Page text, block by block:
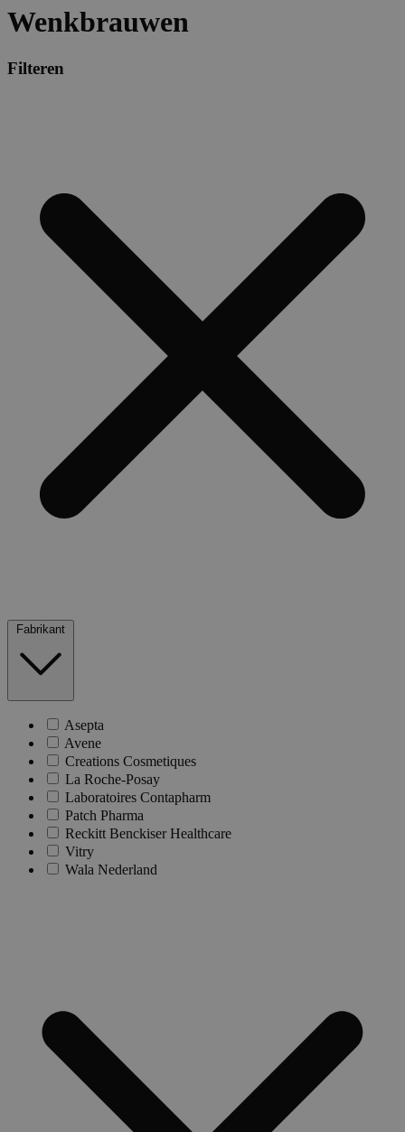
Wenkbrauwen
Filteren
Fabrikant
Asepta
Avene
Creations Cosmetiques
La Roche-Posay
Laboratoires Contapharm
Patch Pharma
Reckitt Benckiser Healthcare
Vitry
Wala Nederland